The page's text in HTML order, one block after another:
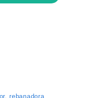
,rebanadora